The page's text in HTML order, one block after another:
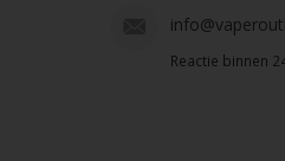
Reactie binnen